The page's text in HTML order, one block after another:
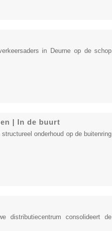
in Deurne op de schop
| In de buurt
onderhoud op de buitenring
distributiecentrum consolideert de